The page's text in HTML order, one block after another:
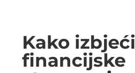
Kako izbjeći
financijske